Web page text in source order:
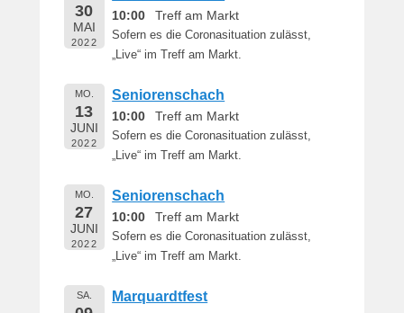
30
MAI
2022
10:00 Treff am Markt
Sofern es die Coronasituation zulässt,
„Live“ im Treff am Markt.
MO.
13
JUNI
2022
Seniorenschach
10:00 Treff am Markt
Sofern es die Coronasituation zulässt,
„Live“ im Treff am Markt.
MO.
27
JUNI
2022
Seniorenschach
10:00 Treff am Markt
Sofern es die Coronasituation zulässt,
„Live“ im Treff am Markt.
SA. Marquardtfest